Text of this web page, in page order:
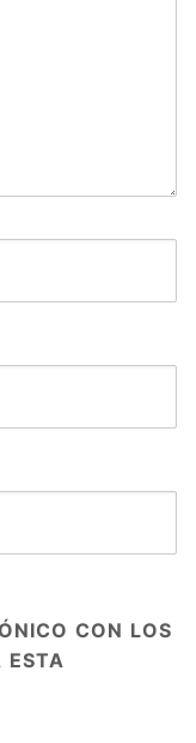
CON LOS
ESTA